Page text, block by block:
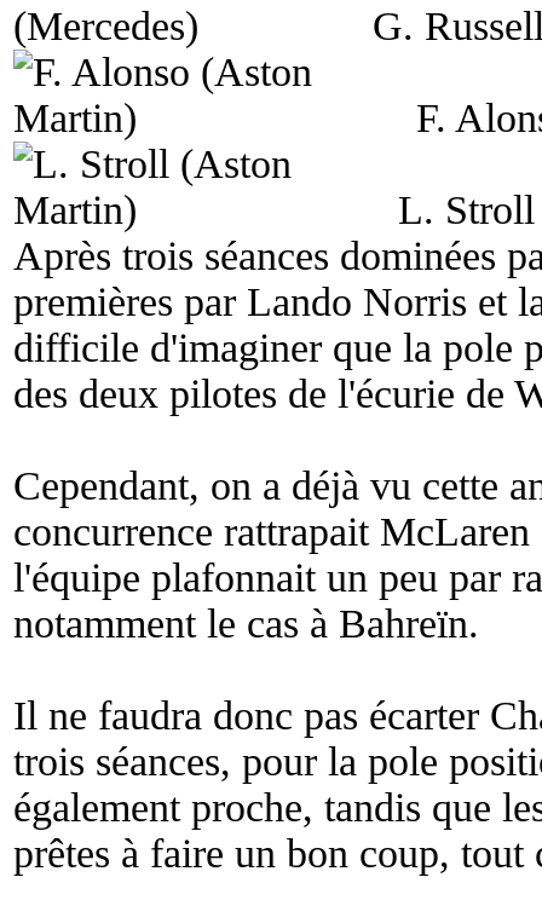
G.
F.
L.
Après trois séances dominées
premières par Lando Norris et
difficile d'imaginer que la pole
des deux pilotes de l'écurie de
Cependant, on a déjà vu cette
concurrence rattrapait
l'équipe plafonnait un peu par
notamment le cas à Bahreïn.
Il ne faudra donc pas écarter
trois séances, pour la pole
également proche, tandis que
prêtes à faire un bon coup,